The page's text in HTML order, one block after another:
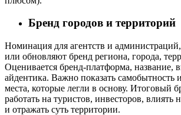
Бренд городов и территорий
Номинация для агентств и
или обновляют бренд региона, города,
Оценивается бренд-платформа, название,
айдентика. Важно показать самобытность
места, которые легли в основу. Итоговый
работать на туристов, инвесторов, влиять
и отражать суть территории.